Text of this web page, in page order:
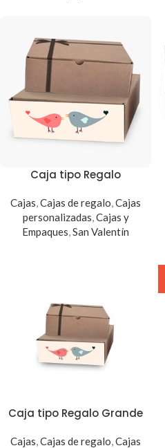
Caja tipo Regalo
Cajas,Cajas de regalo,Cajas
personalizadas,Cajas y
Empaques,San Valentín
Caja tipo Regalo Grande
Cajas,Cajas de regalo,Cajas